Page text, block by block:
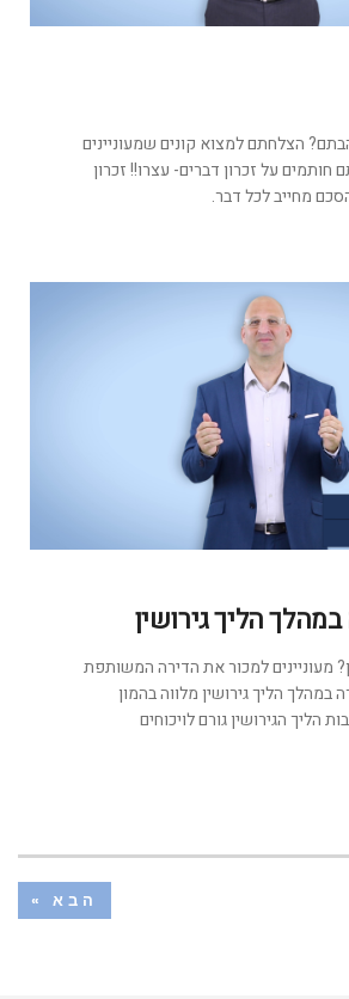
הצלחתם למצוא קונים שמעוניינים
על זכרון דברים- עצרו!! זכרון
מחייב לכל דבר.
הליך גירושין
מעוניינים למכור את הדירה המשותפת
הליך גירושין מלווה בהמון
הליך הגירושין גורם לויכוחים
הבא »